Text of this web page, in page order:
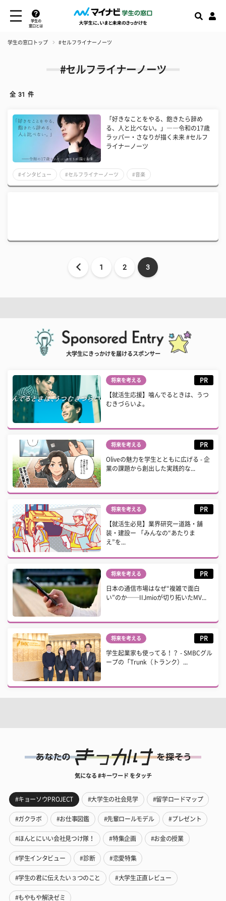
学生の
窓口とは
学生の窓口トップ #セルフライナーノーツ
#セルフライナーノーツ
全 31 件
「好きなことをやる、飽きたら辞め
る、人と比べない。」――令和の17歳
ラッパー・さなりが描く未来 #セルフ
ライナーノーツ
#インタビュー #セルフライナーノーツ #音楽
1 2 3
大学生にきっかけを届けるスポンサー
将来を考える PR
【就活生応援】噛んでるときは、うつ
むきづらいよ。
将来を考える PR
Oliveの魅力を学生とともに広げる - 企
業の課題から創出した実践的な...
将来を考える PR
【就活生必見】業界研究ー道路・舗
装・建設ー 「みんなの“あたりま
え”を...
将来を考える PR
日本の通信市場はなぜ“複雑で面白
い”のか──IIJmioが切り拓いたMV...
将来を考える PR
学生起業家も使ってる！？ - SMBCグル
ープの「Trunk（トランク）...
気になる #キーワード をタッチ
#キョーソウPROJECT #大学生の社会見学 #留学ロードマップ
#ガクラボ #お仕事図鑑 #先輩ロールモデル #プレゼント
#ほんとにいい会社見つけ隊！ #特集企画 #お金の授業
#学生インタビュー #診断 #恋愛特集
#学生の君に伝えたい３つのこと #大学生正直レビュー
#もやもや解決ゼミ